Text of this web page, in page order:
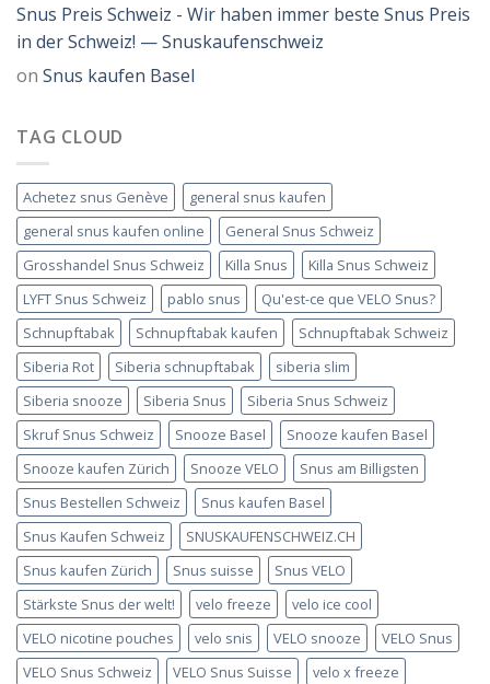
Snus Preis Schweiz - Wir haben immer beste Snus Preis
in der Schweiz! — Snuskaufenschweiz
on Snus kaufen Basel
TAG CLOUD
Achetez snus Genève
general snus kaufen
general snus kaufen online
General Snus Schweiz
Grosshandel Snus Schweiz
Killa Snus
Killa Snus Schweiz
LYFT Snus Schweiz
pablo snus
Qu'est-ce que VELO Snus?
Schnupftabak
Schnupftabak kaufen
Schnupftabak Schweiz
Siberia Rot
Siberia schnupftabak
siberia slim
Siberia snooze
Siberia Snus
Siberia Snus Schweiz
Skruf Snus Schweiz
Snooze Basel
Snooze kaufen Basel
Snooze kaufen Zürich
Snooze VELO
Snus am Billigsten
Snus Bestellen Schweiz
Snus kaufen Basel
Snus Kaufen Schweiz
SNUSKAUFENSCHWEIZ.CH
Snus kaufen Zürich
Snus suisse
Snus VELO
Stärkste Snus der welt!
velo freeze
velo ice cool
VELO nicotine pouches
velo snis VELO snooze
VELO Snus
VELO Snus Schweiz
VELO Snus Suisse
velo x freeze